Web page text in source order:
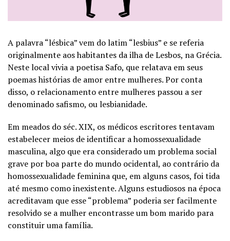
A palavra “lésbica” vem do latim “lesbius” e se referia
originalmente aos habitantes da ilha de Lesbos, na Grécia.
Neste local vivia a poetisa Safo, que relatava em seus
poemas histórias de amor entre mulheres. Por conta
disso, o relacionamento entre mulheres passou a ser
denominado safismo, ou lesbianidade.
Em meados do séc. XIX, os médicos escritores tentavam
estabelecer meios de identificar a homossexualidade
masculina, algo que era considerado um problema social
grave por boa parte do mundo ocidental, ao contrário da
homossexualidade feminina que, em alguns casos, foi tida
até mesmo como inexistente. Alguns estudiosos na época
acreditavam que esse “problema” poderia ser facilmente
resolvido se a mulher encontrasse um bom marido para
constituir uma família.